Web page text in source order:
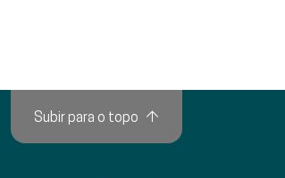
Subir para o topo ↑